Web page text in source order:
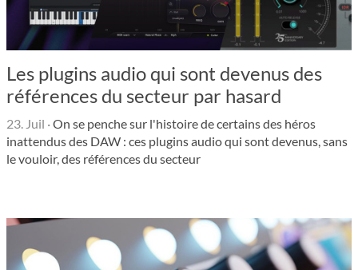
Les plugins audio qui sont devenus des
références du secteur par hasard
23. Juil ·On se penche sur l'histoire de certains des héros
inattendus des DAW : ces plugins audio qui sont devenus, sans
le vouloir, des références du secteur